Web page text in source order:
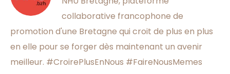
collaborative francophone de
promotion d'une Bretagne qui croit de plus en plus
en elle pour se forger dès maintenant un avenir
meilleur. #CroirePlusEnNous #FaireNousMemes